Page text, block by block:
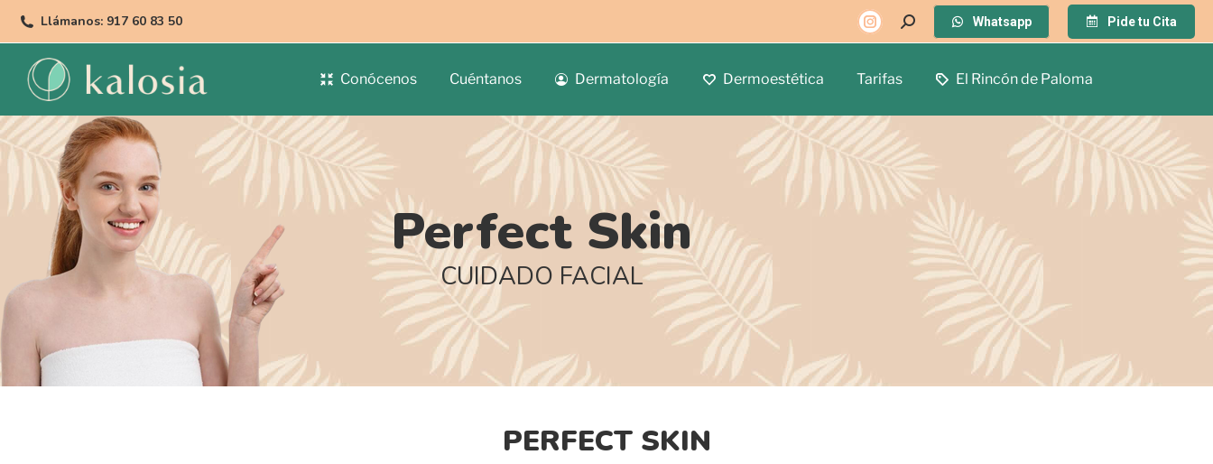
Llámanos: 917 60 83 50 Whatsapp Pide tu Cita
Conócenos Cuéntanos Dermatología Dermoestética Tarifas El Rincón de Paloma
Perfect Skin
CUIDADO FACIAL
PERFECT SKIN